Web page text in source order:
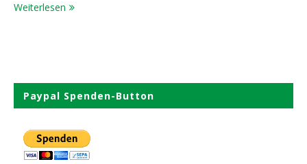
Weiterlesen
Paypal Spenden-Button